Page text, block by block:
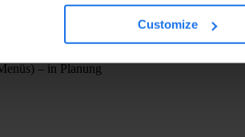
Customize
Empfehlungen von Crafted:
Anmeldung) – in Bearbeitung
– in Planung